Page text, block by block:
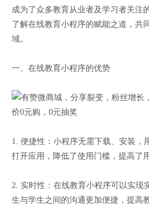
成为了众多教育从业者及学习者关注
了解在线教育小程序的赋能之道，共
域。
一、在线教育小程序的优势
1. 便捷性：小程序无需下载、安装，
打开应用，降低了使用门槛，提高了
2. 实时性：在线教育小程序可以实现
生与学生之间的沟通更加便捷，提高